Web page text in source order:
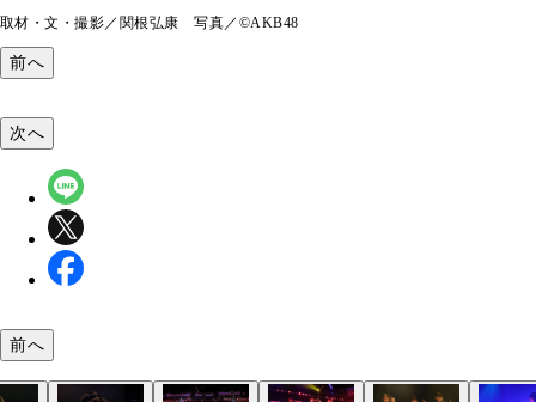
取材・文・撮影／関根弘康 写真／©AKB48
前へ
次へ
前へ